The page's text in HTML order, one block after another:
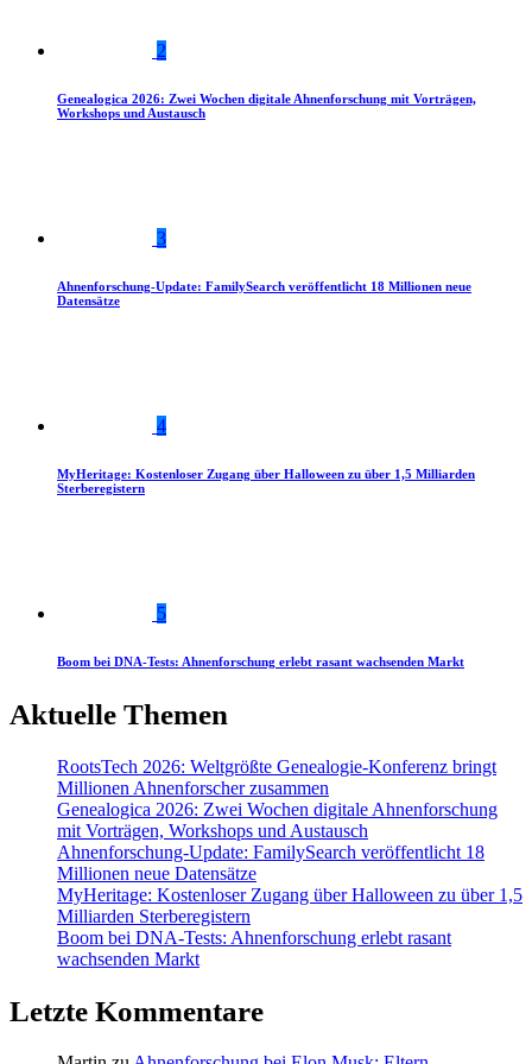
2
Genealogica 2026: Zwei Wochen digitale Ahnenforschung mit Vorträgen,
Workshops und Austausch
3
Ahnenforschung-Update: FamilySearch veröffentlicht 18 Millionen neue
Datensätze
4
MyHeritage: Kostenloser Zugang über Halloween zu über 1,5 Milliarden
Sterberegistern
5
Boom bei DNA-Tests: Ahnenforschung erlebt rasant wachsenden Markt
Aktuelle Themen
RootsTech 2026: Weltgrößte Genealogie-Konferenz bringt
Millionen Ahnenforscher zusammen
Genealogica 2026: Zwei Wochen digitale Ahnenforschung
mit Vorträgen, Workshops und Austausch
Ahnenforschung-Update: FamilySearch veröffentlicht 18
Millionen neue Datensätze
MyHeritage: Kostenloser Zugang über Halloween zu über 1,5
Milliarden Sterberegistern
Boom bei DNA-Tests: Ahnenforschung erlebt rasant
wachsenden Markt
Letzte Kommentare